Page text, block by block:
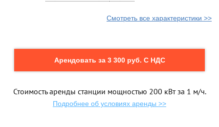
Смотреть все характеристики >>
Арендовать за 3 300 руб. С НДС
Стоимость аренды станции мощностью 200 кВт за 1 м/ч.
Подробнее об условиях аренды >>